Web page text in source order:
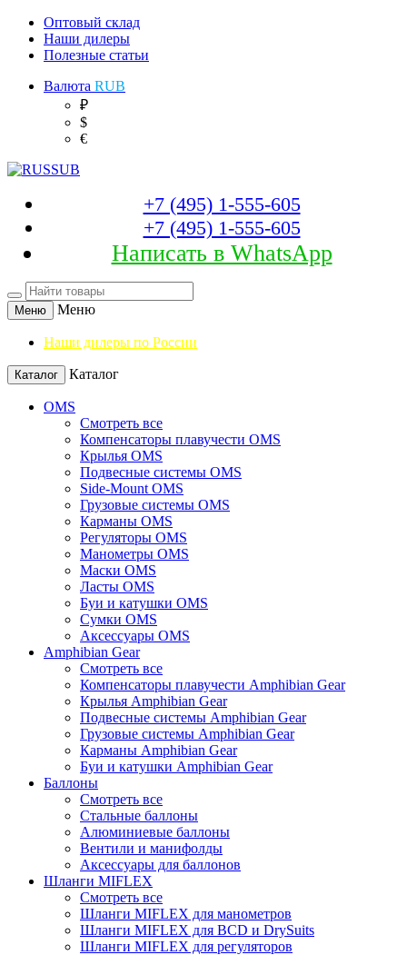
Оптовый склад
Наши дилеры
Полезные статьи
Валюта RUB
₽
$
€
+7 (495) 1-555-605
+7 (495) 1-555-605
Написать в WhatsApp
Меню Меню
Наши дилеры по России
Каталог Каталог
OMS
Смотреть все
Компенсаторы плавучести OMS
Крылья OMS
Подвесные системы OMS
Side-Mount OMS
Грузовые системы OMS
Карманы OMS
Регуляторы OMS
Манометры OMS
Маски OMS
Ласты OMS
Буи и катушки OMS
Сумки OMS
Аксессуары OMS
Amphibian Gear
Смотреть все
Компенсаторы плавучести Amphibian Gear
Крылья Amphibian Gear
Подвесные системы Amphibian Gear
Грузовые системы Amphibian Gear
Карманы Amphibian Gear
Буи и катушки Amphibian Gear
Баллоны
Смотреть все
Стальные баллоны
Алюминиевые баллоны
Вентили и манифолды
Аксессуары для баллонов
Шланги MIFLEX
Смотреть все
Шланги MIFLEX для манометров
Шланги MIFLEX для BCD и DrySuits
Шланги MIFLEX для регуляторов